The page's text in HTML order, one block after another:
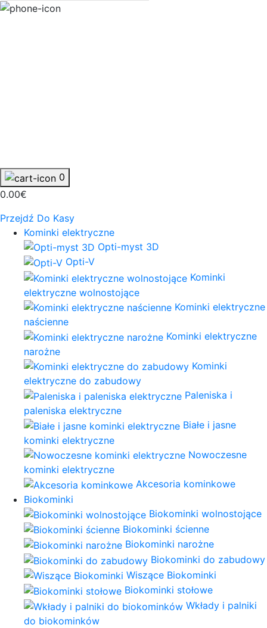
0
0.00€
Przejdź Do Kasy
Kominki elektryczne
Opti-myst 3D
Opti-V
Kominki
elektryczne wolnostojące
Kominki elektryczne
naścienne
Kominki elektryczne
narożne
Kominki
elektryczne do zabudowy
Paleniska i
paleniska elektryczne
Białe i jasne
kominki elektryczne
Nowoczesne
kominki elektryczne
Akcesoria kominkowe
Biokominki
Biokominki wolnostojące
Biokominki ścienne
Biokominki narożne
Biokominki do zabudowy
Wiszące Biokominki
Biokominki stołowe
Wkłady i palniki
do biokominków